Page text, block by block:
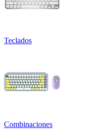
Teclados
Combinaciones